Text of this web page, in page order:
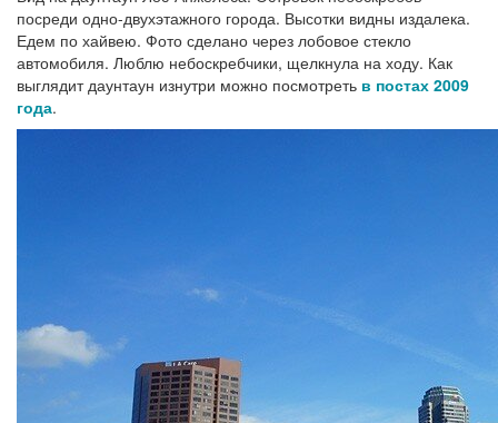
посреди одно-двухэтажного города. Высотки видны издалека.
Едем по хайвею. Фото сделано через лобовое стекло
автомобиля. Люблю небоскребчики, щелкнула на ходу. Как
выглядит даунтаун изнутри можно посмотреть в постах 2009
года.